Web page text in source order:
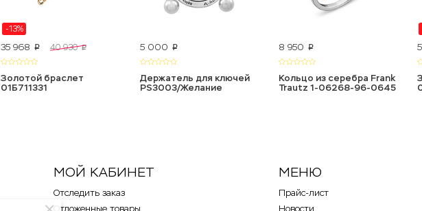
-13%
35 968 p 40 930 p
Золотой браслет
01Б711331
5 000 p
Держатель для ключей
PS3003/Желание
8 950 p
Кольцо из серебра Frank
Trautz 1-06268-96-0645
МОЙ КАБИНЕТ
Отследить заказ
Отложенные товары
МЕНЮ
Прайс-лист
Новости